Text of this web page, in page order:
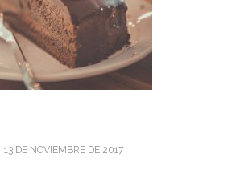
13 DE NOVIEMBRE DE 2017